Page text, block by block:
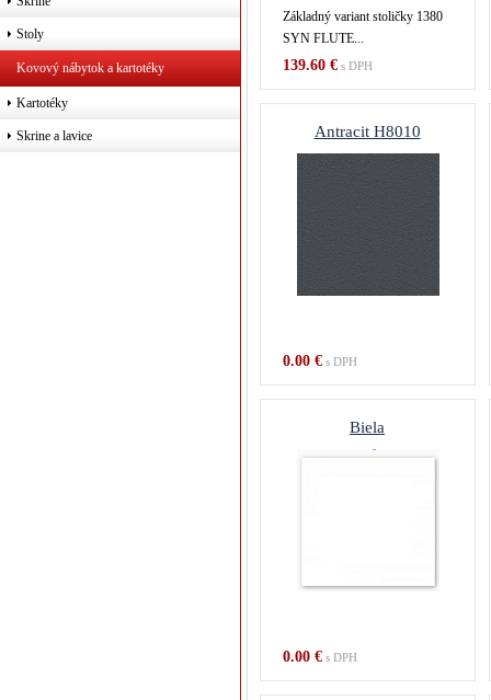
Stoly
Kovový nábytok a kartotéky
Kartotéky
Skrine a lavice
Základný variant stoličky 1380
SYN FLUTE...
139.60 €s DPH
Antracit H8010
0.00 €s DPH
Biela
0.00 €s DPH